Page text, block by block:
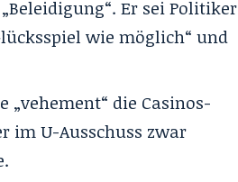
Er sei Politiker
wie möglich“ und
„vehement“ die Casinos-
im U-Ausschuss zwar